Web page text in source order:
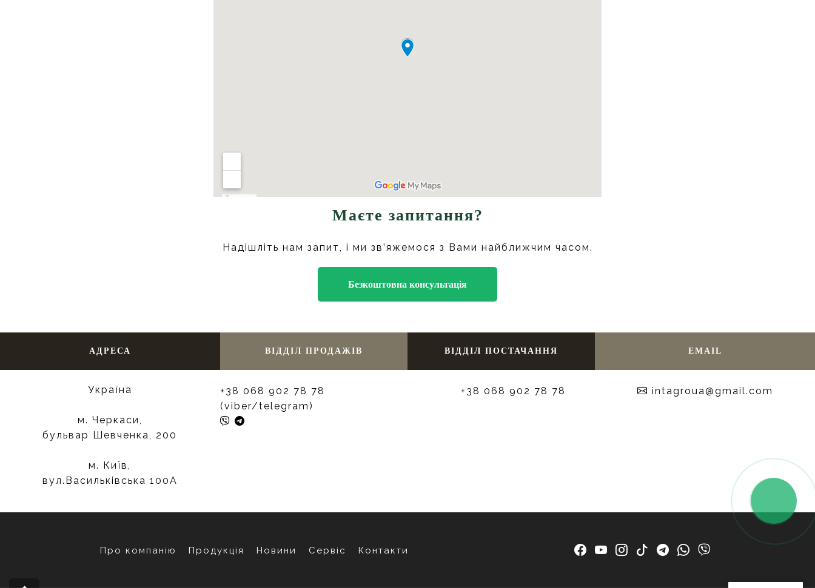
Маєте запитання?
Надішліть нам запит, і ми зв’яжемося з Вами найближчим часом.
Безкоштовна консультація
АДРЕСА
Україна
м. Черкаси,
бульвар Шевченка, 200
м. Київ,
вул.Васильківська 100А
ВІДДІЛ ПРОДАЖІВ
+38 068 902 78 78
(viber/telegram)
ВІДДІЛ ПОСТАЧАННЯ
+38 068 902 78 78
EMAIL
moc.liamg@auorgatni
Про компанію Продукція Новини Сервіс Контакти